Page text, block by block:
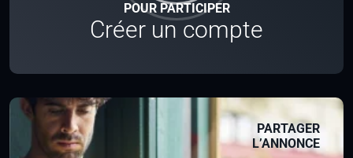
POUR PARTICIPER
Créer un compte
PARTAGER
L’ANNONCE